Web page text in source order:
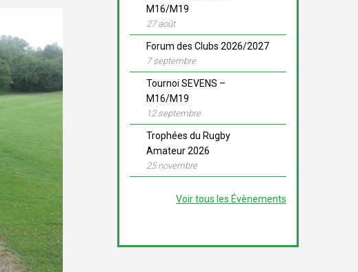
M16/M19
27 août
Forum des Clubs 2026/2027
7 septembre
Tournoi SEVENS –
M16/M19
12 septembre
Trophées du Rugby
Amateur 2026
25 novembre
Voir tous les Évènements